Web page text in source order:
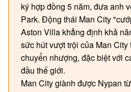
ký hợp đồng 5 năm, đưa anh
Park. Động thái Man City
Aston Villa khẳng định khả
sức hút vượt trội của Man City
chuyển nhượng, đặc biệt với
đầu thế giới.
Man City giành được Nypan